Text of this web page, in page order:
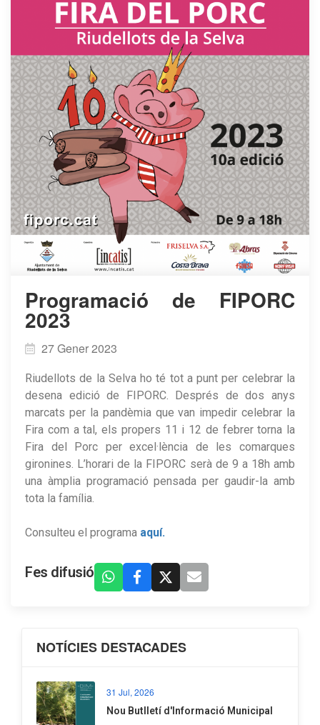
Programació de FIPORC
2023
27 Gener 2023
Riudellots de la Selva ho té tot a punt per celebrar la
desena edició de FIPORC. Després de dos anys
marcats per la pandèmia que van impedir celebrar la
Fira com a tal, els propers 11 i 12 de febrer torna la
Fira del Porc per excel·lència de les comarques
gironines. L’horari de la FIPORC serà de 9 a 18h amb
una àmplia programació pensada per gaudir-la amb
tota la família.
Consulteu el programa aquí.
Fes difusió
NOTÍCIES DESTACADES
31 Jul, 2026
Nou Butlletí d'Informació Municipal